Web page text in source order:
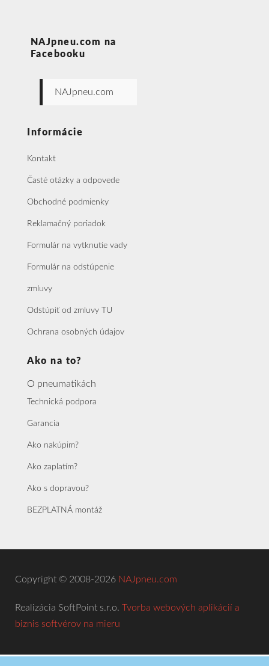
NAJpneu.com na
Facebooku
NAJpneu.com
Informácie
Kontakt
Časté otázky a odpovede
Obchodné podmienky
Reklamačný poriadok
Formulár na vytknutie vady
Formulár na odstúpenie
zmluvy
Odstúpiť od zmluvy TU
Ochrana osobných údajov
Ako na to?
O pneumatikách
Technická podpora
Garancia
Ako nakúpim?
Ako zaplatím?
Ako s dopravou?
BEZPLATNÁ montáž
Copyright © 2008-2026 NAJpneu.com
Realizácia SoftPoint s.r.o. Tvorba webových aplikácií a
biznis softvérov na mieru